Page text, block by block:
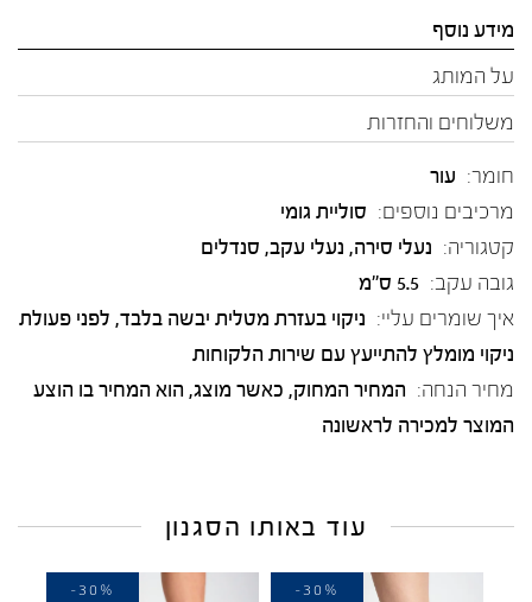
מידע נוסף
על המותג
משלוחים והחזרות
חומר: עור
מרכיבים נוספים: סוליית גומי
קטגוריה: נעלי סירה, נעלי עקב, סנדלים
גובה עקב: 5.5 ס"מ
איך שומרים עליי: ניקוי בעזרת מטלית יבשה בלבד, לפני פעולת
ניקוי מומלץ להתייעץ עם שירות הלקוחות
מחיר הנחה: המחיר המחוק, כאשר מוצג, הוא המחיר בו הוצע
המוצר למכירה לראשונה
עוד באותו הסגנון
-30%
-30%